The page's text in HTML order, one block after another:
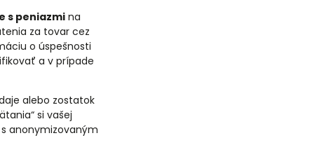
s peniazmi na
za tovar cez
o úspešnosti
a v prípade
alebo zostatok
si vašej
anonymizovaným